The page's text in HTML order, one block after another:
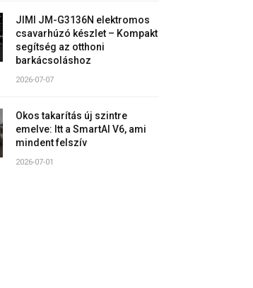
JIMI JM-G3136N elektromos
csavarhúzó készlet – Kompakt
segítség az otthoni
barkácsoláshoz
2026-07-07
Okos takarítás új szintre
emelve: Itt a SmartAI V6, ami
mindent felszív
2026-07-01